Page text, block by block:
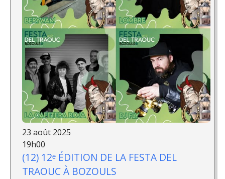
23 août 2025
19h00
(12) 12ᵉ ÉDITION DE LA FESTA DEL
TRAOUC À BOZOULS